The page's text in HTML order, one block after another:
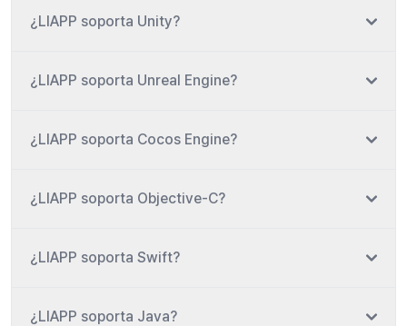
¿LIAPP soporta Unity?
¿LIAPP soporta Unreal Engine?
¿LIAPP soporta Cocos Engine?
¿LIAPP soporta Objective-C?
¿LIAPP soporta Swift?
¿LIAPP soporta Java?